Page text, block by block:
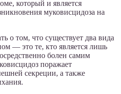
который и является
муковисцидоза на
о том, что существует два вида
— это те, кто является лишь
болен самим
поражает
секреции, а также